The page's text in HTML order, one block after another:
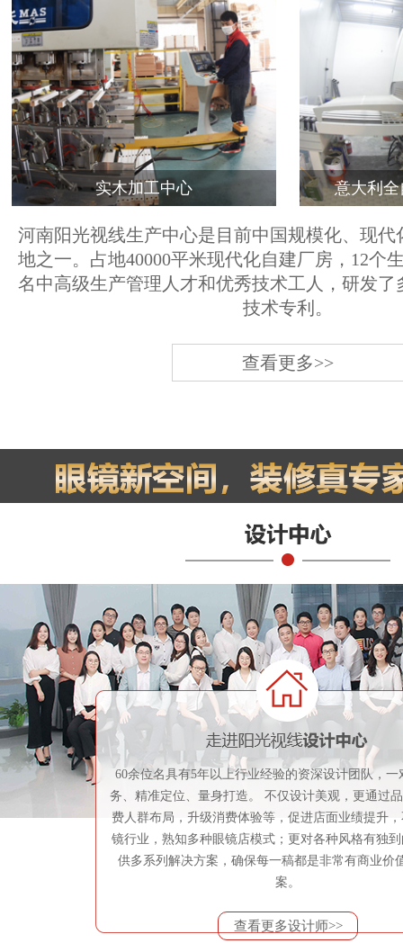
实木加工中心 意大利
河南阳光视线生产中心是目前中国规模化、现代
地之一。占地40000平米现代化自建厂房，12个
名中高级生产管理人才和优秀技术工人，研发了
技术专利。
查看更多>>
60余位名具有5年以上行业经验的资深设计团队，一
务、精准定位、量身打造。 不仅设计美观，更通过
费人群布局，升级消费体验等，促进店面业绩提升
镜行业，熟知多种眼镜店模式；更对各种风格有独
供多系列解决方案，确保每一稿都是非常有商业价
案。
查看更多设计师>>